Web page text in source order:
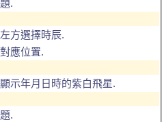
.
方選擇時辰.
應位置.
示年月日時的紫白飛星.
.